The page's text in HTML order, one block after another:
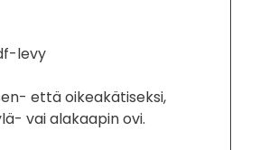
levy
että oikeakätiseksi,
vai alakaapin ovi.